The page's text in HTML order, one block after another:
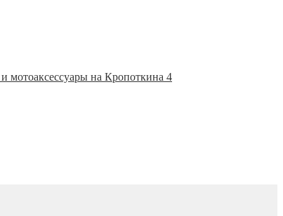
мотоаксессуары на Кропоткина 4